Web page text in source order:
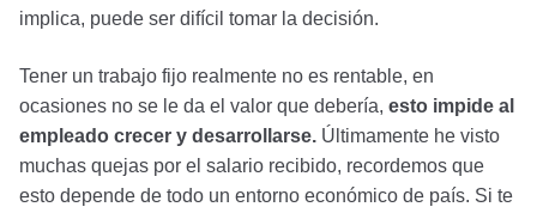
implica, puede ser difícil tomar la decisión.
Tener un trabajo fijo realmente no es rentable, en
ocasiones no se le da el valor que debería, esto impide al
empleado crecer y desarrollarse. Últimamente he visto
muchas quejas por el salario recibido, recordemos que
esto depende de todo un entorno económico de país. Si te